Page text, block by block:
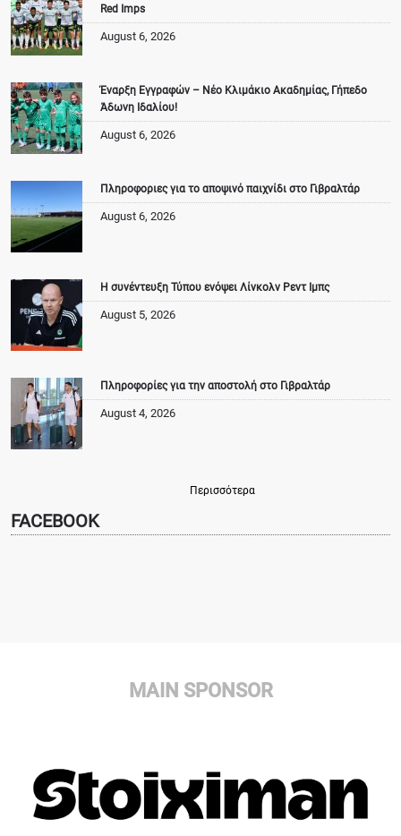
Red Imps
August 6, 2026
Έναρξη Εγγραφών – Νέο Κλιμάκιο Ακαδημίας, Γήπεδο
Άδωνη Ιδαλίου!
August 6, 2026
Πληροφοριες για το αποψινό παιχνίδι στο Γιβραλτάρ
August 6, 2026
Η συνέντευξη Τύπου ενόψει Λίνκολν Ρεντ Ιμπς
August 5, 2026
Πληροφορίες για την αποστολή στο Γιβραλτάρ
August 4, 2026
Περισσότερα
FACEBOOK
MAIN SPONSOR